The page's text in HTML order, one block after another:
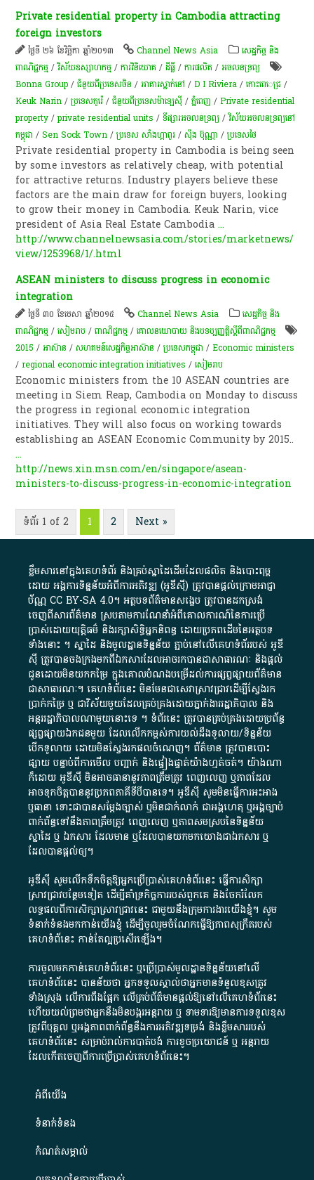
Private residential property in Cambodia attracting
foreign investors
ថ្ងៃទី ២៦ ខែវិច្ឆិកា ឆ្នាំ២០១៣ Channel News Asia
សេដ្ឋកិច្ច និង
ពាណិជ្ជកម្ម /វិស័យឧស្សាហកម្ម /ការវិនិយោគ /ដីធ្លី /ការផលិត​ /​អចលនទ្រព្យ​
Bonna Group /ជំនួយពីប្រទេសចិន /អាគារ​ស្នាក់​នៅ​ /D I Riviera /កោះពេេជ្រ /
Keuk Narin /ប្រទេសកូរ៉េ /ជំនួយពីប្រទេសម៉ាឡេស៊ី​​/ភ្នំពេញ /Private residential
property /private residential units /ទីផ្សារ​អចលនទ្រព្យ​ /វិស័យ​អចលនទ្រព្យ​នៅ
កម្ពុជា /Sen Sock Town /ប្រទេស សាំងហ្គាពួរ /ស៊ឹង ប៊ុណ្ណា /ប្រទេសថៃ
Private residential property in Cambodia is being seen
by some investors as relatively cheap, with potential
for attractive returns. Industry players believe these
factors are the main draw for foreign buyers, looking
to grow their money in Cambodia. Keuk Narin, vice
president of Asia Real Estate Cambodia...
http://www.channelnewsasia.com/stories/marketnews/
view/1253968/1/.html
ASEAN ministers to discuss progress in economic
integration
ថ្ងៃទី ៣០ ខែមេសា ឆ្នាំ២០១៥ Channel News Asia
សេដ្ឋកិច្ច និង
ពាណិជ្ជកម្ម /សៀមរាប /ពាណិជ្ជកម្ម /គោលនយោបាយ និងបទប្បញ្ញត្តិស្តីពីពាណិជ្ជកម្ម
2015 /អាស៊ាន /សហគមន៍​សេដ្ឋកិច្ច​អាស៊ាន /ប្រទេសកម្ពុជា /Economic ministers
/regional economic integration initiatives /សៀមរាប
Economic ministers from the 10 ASEAN countries are
meeting in Siem Reap, Cambodia on Monday to discuss
the progress in regional economic integration
initiatives. They will also focus on working towards
establishing an ASEAN Economic Community by 2015..
...
http://news.xin.msn.com/en/singapore/asean-
ministers-to-discuss-progress-in-economic-integration
ទំព័រ 1 of 2 1 2 Next »
ខ្លឹមសារ​នៅ​ក្នុង​គេហទំព័រ និង​គ្រប់​ស្នា​ដៃ​ដើម​ដែល​ផលិត​ និង​បោះពុម្ព​
ដោយ​ អង្គការ​ទិន្នន័យ​អំពី​ការអភិវឌ្ឍ​​ (អូ​ឌី​ស៊ី)​ ត្រូវ​បាន​ផ្តល់​ក្រោម​អាជ្ញា
ប័ណ្ណ​CC BY-SA 4.0។​ អត្ថបទ​ព័ត៌មាន​សង្ខេប​ ត្រូវ​បាន​ដកស្រង់​
ចេញពី​សារព័ត៌មាន ស្របតាមការ​ណែនាំ​អំពី​គោលការណ៍​នៃ​ការ​ប្រើ
ប្រាស់​ដោយ​យុត្តិធម៌​ និង​រក្សាសិទ្ធិអ្នកនិពន្ធ ដោយ​ប្រភពដើម​នៃ​​អត្ថបទ
ទាំង​នោះ​ ។​ ស្នាដៃ​ និង​មូលដ្ឋាន​ទិន្នន័យ ​ភ្ជាប់​នៅ​លើ​គេហទំព័រ​របស់​ អូ​ឌី​
ស៊ី​ ត្រូវ​បាន​ចងក្រង​មក​ពី​ឯកសារ​ដែល​អាច​រក​បានជា​សាធារណៈ​ និង​ផ្តល់​
ជូន​ដោយ​មិន​យក​កម្រៃ​ ក្នុង​គោលបំណង​បម្រើ​ដល់ការ​ផ្សព្វផ្សាយ​ព័ត៌មាន​
ជា​សាធារណៈ​។​ គេហទំព័រ​នេះ​ មិនមែន​ជា​សេវា​ស្រាវជ្រាវ​ដើម្បី​ស្វែងរក
ប្រាក់​កម្រៃ​ ឬ​ ជា​វិស័យ​មួយ​ដែល​គ្រប់គ្រង​ដោយ​ភ្នាក់ងារ​រដ្ឋាភិបាល​ និង ​
អន្តររដ្ឋាភិបាល​ណាមួយ​នោះ​ទេ ​។​ ទំព័រ​នេះ​ ត្រូវ​បាន​គ្រប់គ្រង​ដោយ​ប្រព័ន្ធ​
ផ្សព្វផ្សាយ​ឯកជន​មួយ​ ដែល​លើកកម្ពស់​ការ​យល់​ដឹង​ទូលាយ​/​ទិន្នន័យ​
បើក​ទូលាយ​ ដោយ​មិនស្វែង​រក​ផល​ចំណេញ​។​ ព័ត៌មាន​ ត្រូវ​បាន​បោះ
ផ្សាយ​ បន្ទាប់​ពី​ការ​មើល​ បញ្ជាក់​ និង​ផ្ទៀងផ្ទាត់​យ៉ាង​ហ្មត់ចត់​។​ យ៉ាងណា​
ក៏​ដោយ​ អូ​ឌី​ស៊ី​ មិន​អាច​ធានា​នូវ​ភាព​ត្រឹមត្រូវ​ ពេញលេញ​ ឬ​ភាព​ដែល​
អាច​ទុកចិត្ត​បាននូវ​ប្រភព​ភាគី​ទី​បី​បាន​ទេ​។​ អូ​ឌី​ស៊ី​ សូម​មិន​ធ្វើការ​អះអាង​
ឬ​ធានា​ ទោះជា​បាន​សម្តែង​ច្បាស់​ ឬ​មិន​ជាក់លាក់​ ជា​អង្គហេតុ​ ឬ​អង្គច្បាប់​
ពាក់ព័ន្ធ​ទៅ​នឹង​ភាព​ត្រឹមត្រូវ​ ពេញលេញ​ ឬ​ភាព​សម​ស្រប​នៃ​ទិន្នន័យ​
ស្នាដៃ​ ឬ​ ឯកសារ​ ដែល​មាន​ ឬ​ដែល​បាន​យក​មក​យោង​ជា​ឯកសារ​ ឬ​
ដែល​បាន​ផ្តល់​ឲ្យ​។
អូឌីស៊ី សូមលើកទឹកចិត្តឱ្យអ្នកប្រើប្រាស់គេហទំព័រនេះ ធ្វើការសិក្សា
ស្រាវជ្រាវបន្ថែមទៀត ដើម្បីគាំទ្រកិច្ចការ​របស់ពួកគេ និងចែករំលែក
លទ្ធផលពីការសិក្សាស្រាវជ្រាវនេះ ជាមួយនឹងក្រុមការងារយើងខ្ញុំ។ សូម
ទំនាក់ទំនងមកកាន់យើងខ្ញុំ ដើម្បីចូលរួមចំណែកធ្វើឱ្យភាពសុក្រឹតរបស់
គេហទំព័នេះ កាន់តែល្អប្រសើរឡើង។
ការចូលមកកាន់គេហទំព័រនេះ ឬប្រើប្រាស់មូលដ្ឋានទិន្នន័យនៅលើ
គេហទំព័រនេះ បានន័យថា អ្នកទទួលស្គាល់ថាអ្នកមានទំនួលខុសត្រូវ
ទាំងស្រុង លើការពឹងផ្អែក លើគ្រប់ព័ត៌មានផ្តល់ឱ្យនៅលើគេហទំព័រនេះ
ហើយយល់ព្រមថាអ្នកនឹងមិនបង្ករអន្តរាយ ឬ ទាមទារ​ឱ្យមានការទទួលខុស​
ត្រូវពីបុគ្គល ឬអង្គភាពពាក់ព័ន្ធនឹងការអភិវឌ្ឍទម្រង់ និងខ្លឹមសាររបស់
គេហទំព័រនេះ សម្រាប់រាល់ការបាត់បង់ ការខូចប្រយោជន៍ ឬ អន្តរាយ
ដែលកើតចេញពីការប្រើប្រាស់គេហទំព័រនេះ។
អំពី​យើង​
ទំនាក់ទំនង
កំណត់សម្គាល់